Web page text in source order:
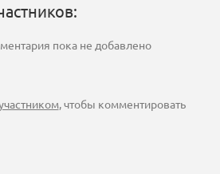
пока не добавлено
, чтобы комментировать